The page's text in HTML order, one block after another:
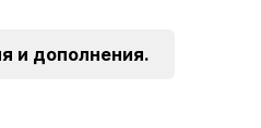
и дополнения.